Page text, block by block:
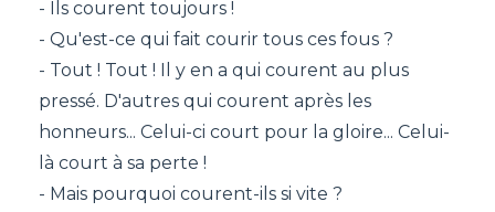
- Ils courent toujours !
- Qu'est-ce qui fait courir tous ces fous ?
- Tout ! Tout ! Il y en a qui courent au plus
pressé. D'autres qui courent après les
honneurs... Celui-ci court pour la gloire... Celui-
là court à sa perte !
- Mais pourquoi courent-ils si vite ?